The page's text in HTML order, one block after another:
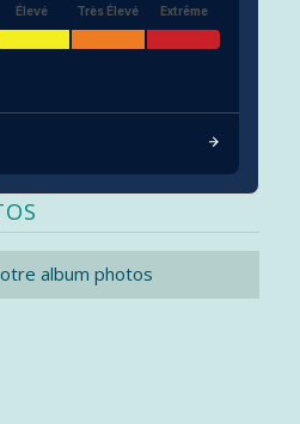
Élevé Très Élevé Extrême
album photos